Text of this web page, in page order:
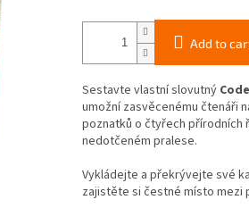
Add to
Sestavte vlastní slovutný
umožnízasvěcenému čtenáři
poznatků o čtyřech přírodních
nedotčeném pralese.
Vykládejte a překrývejte své
zajistěte si čestné místo mezi